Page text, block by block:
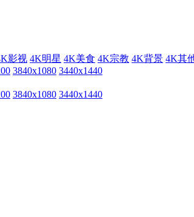
影视 4K明星 4K美食 4K宗教 4K背景 4K其
3840x1080 3440x1440
3840x1080 3440x1440